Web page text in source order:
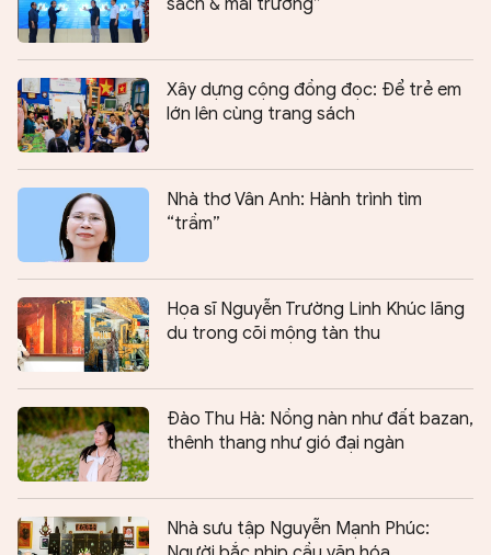
Xây dựng cộng đồng đọc: Để trẻ em
lớn lên cùng trang sách
Nhà thơ Vân Anh: Hành trình tìm
“trầm”
Họa sĩ Nguyễn Trường Linh Khúc lãng
du trong cõi mộng tàn thu
Đào Thu Hà: Nồng nàn như đất bazan,
thênh thang như gió đại ngàn
Nhà sưu tập Nguyễn Mạnh Phúc: